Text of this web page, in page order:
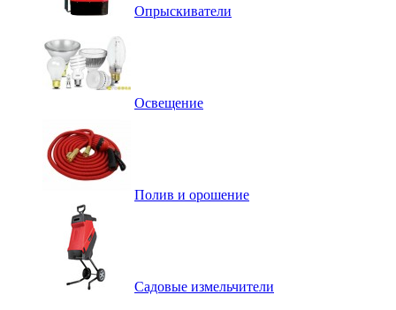
Опрыскиватели
Освещение
Полив и орошение
Садовые измельчители